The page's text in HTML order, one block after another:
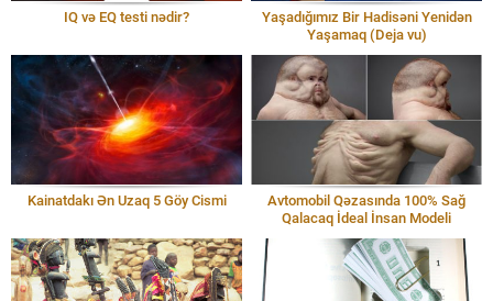
IQ və EQ testi nədir?
Yaşadığımız Bir Hadisəni Yenidən
Yaşamaq (Deja vu)
Kainatdakı Ən Uzaq 5 Göy Cismi
Avtomobil Qəzasında 100% Sağ
Qalacaq İdeal İnsan Modeli